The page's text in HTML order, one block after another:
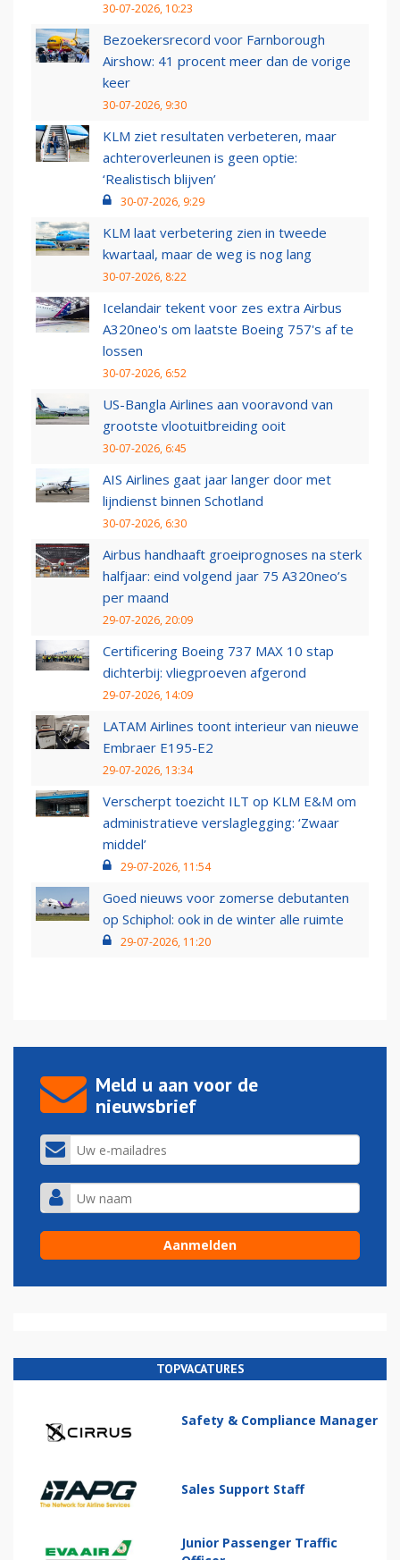
30-07-2026, 10:23
Bezoekersrecord voor Farnborough
Airshow: 41 procent meer dan de vorige
keer
30-07-2026, 9:30
KLM ziet resultaten verbeteren, maar
achteroverleunen is geen optie:
‘Realistisch blijven’
30-07-2026, 9:29
KLM laat verbetering zien in tweede
kwartaal, maar de weg is nog lang
30-07-2026, 8:22
Icelandair tekent voor zes extra Airbus
A320neo's om laatste Boeing 757's af te
lossen
30-07-2026, 6:52
US-Bangla Airlines aan vooravond van
grootste vlootuitbreiding ooit
30-07-2026, 6:45
AIS Airlines gaat jaar langer door met
lijndienst binnen Schotland
30-07-2026, 6:30
Airbus handhaaft groeiprognoses na sterk
halfjaar: eind volgend jaar 75 A320neo’s
per maand
29-07-2026, 20:09
Certificering Boeing 737 MAX 10 stap
dichterbij: vliegproeven afgerond
29-07-2026, 14:09
LATAM Airlines toont interieur van nieuwe
Embraer E195-E2
29-07-2026, 13:34
Verscherpt toezicht ILT op KLM E&M om
administratieve verslaglegging: ‘Zwaar
middel’
29-07-2026, 11:54
Goed nieuws voor zomerse debutanten
op Schiphol: ook in de winter alle ruimte
29-07-2026, 11:20
Meld u aan voor de
nieuwsbrief
TOPVACATURES
Safety & Compliance Manager
Sales Support Staff
Junior Passenger Traffic